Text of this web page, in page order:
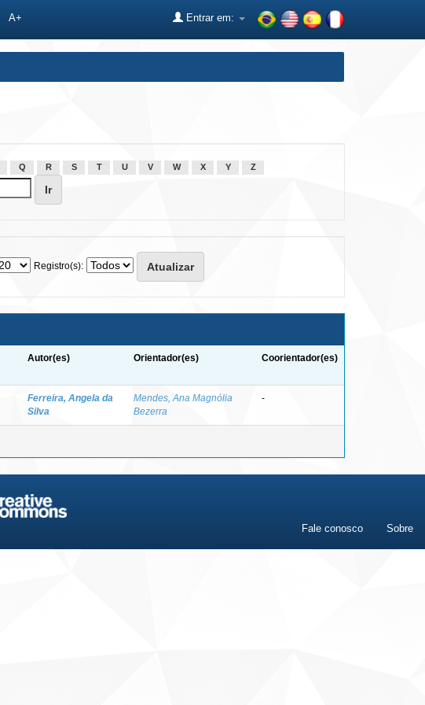
A+ Entrar em:
Q R S T U V W X Y Z
Registro(s):
Autor(es) Orientador(es) Coorientador(es)
Ferreira, Angela da
Silva
Mendes, Ana Magnólia
Bezerra
-
Fale conosco Sobre